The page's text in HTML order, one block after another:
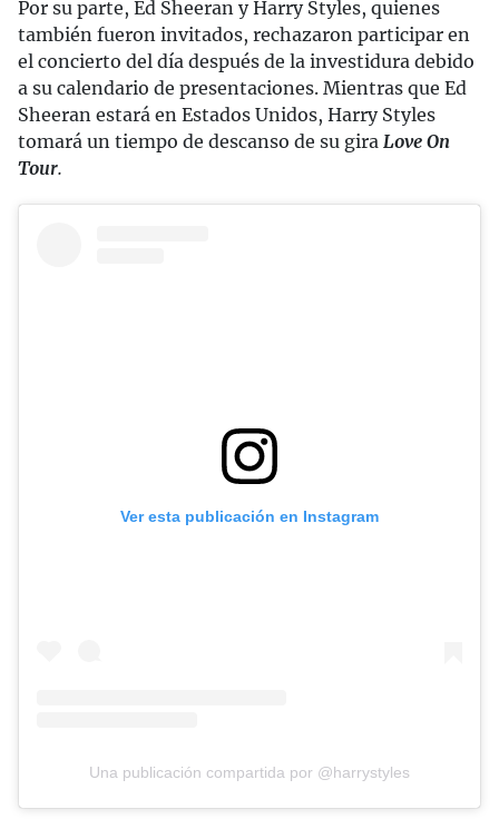
Por su parte, Ed Sheeran y Harry Styles, quienes
también fueron invitados, rechazaron participar en
el concierto del día después de la investidura debido
a su calendario de presentaciones. Mientras que Ed
Sheeran estará en Estados Unidos, Harry Styles
tomará un tiempo de descanso de su gira Love On
Tour.
Ver esta publicación en Instagram
Una publicación compartida por @harrystyles